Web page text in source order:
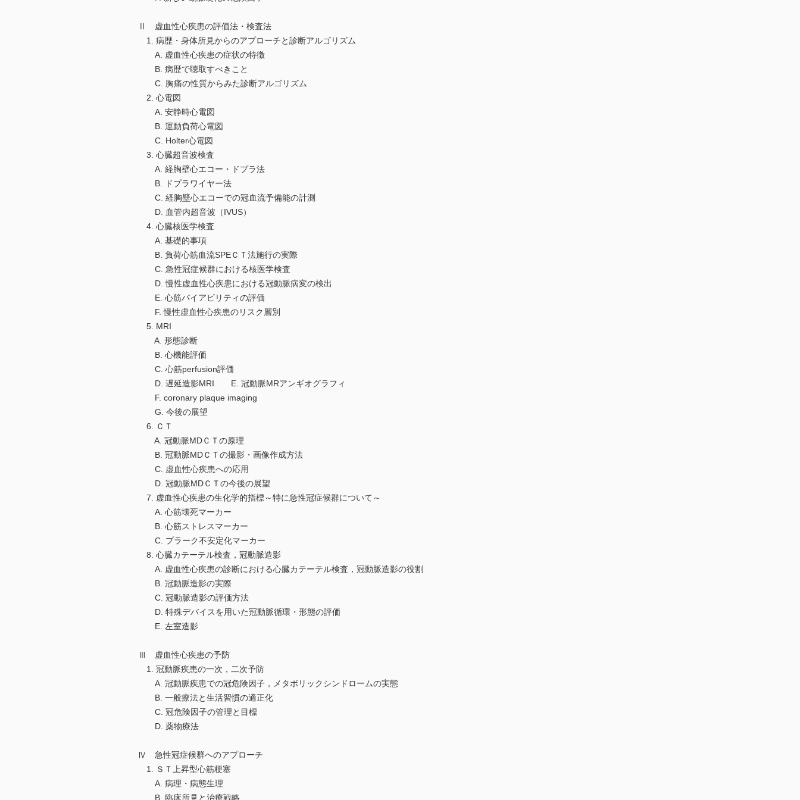
Ⅱ 虚血性心疾患の評価法・検査法
1. 病歴・身体所見からのアプローチと診断アルゴリズム
A. 虚血性心疾患の症状の特徴
B. 病歴で聴取すべきこと
C. 胸痛の性質からみた診断アルゴリズム
2. 心電図
A. 安静時心電図
B. 運動負荷心電図
C. Holter心電図
3. 心臓超音波検査
A. 経胸壁心エコー・ドプラ法
B. ドプラワイヤー法
C. 経胸壁心エコーでの冠血流予備能の計測
D. 血管内超音波（IVUS）
4. 心臓核医学検査
A. 基礎的事項
B. 負荷心筋血流SPEＣＴ法施行の実際
C. 急性冠症候群における核医学検査
D. 慢性虚血性心疾患における冠動脈病変の検出
E. 心筋バイアビリティの評価
F. 慢性虚血性心疾患のリスク層別
5. MRI
A. 形態診断
B. 心機能評価
C. 心筋perfusion評価
D. 遅延造影MRI E. 冠動脈MRアンギオグラフィ
F. coronary plaque imaging
G. 今後の展望
6. ＣＴ
A. 冠動脈MDＣＴの原理
B. 冠動脈MDＣＴの撮影・画像作成方法
C. 虚血性心疾患への応用
D. 冠動脈MDＣＴの今後の展望
7. 虚血性心疾患の生化学的指標～特に急性冠症候群について～
A. 心筋壊死マーカー
B. 心筋ストレスマーカー
C. プラーク不安定化マーカー
8. 心臓カテーテル検査，冠動脈造影
A. 虚血性心疾患の診断における心臓カテーテル検査，冠動脈造影の役割
B. 冠動脈造影の実際
C. 冠動脈造影の評価方法
D. 特殊デバイスを用いた冠動脈循環・形態の評価
E. 左室造影
Ⅲ 虚血性心疾患の予防
1. 冠動脈疾患の一次，二次予防
A. 冠動脈疾患での冠危険因子，メタボリックシンドロームの実態
B. 一般療法と生活習慣の適正化
C. 冠危険因子の管理と目標
D. 薬物療法
Ⅳ 急性冠症候群へのアプローチ
1. ＳＴ上昇型心筋梗塞
A. 病理・病態生理
B. 臨床所見と治療戦略